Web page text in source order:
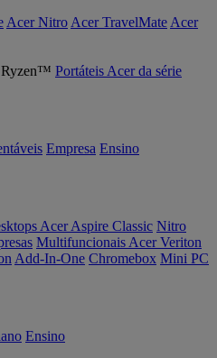
Acer Nitro Acer TravelMate Acer
Portáteis Acer da série
Empresa Ensino
Acer Aspire Classic Nitro
Multifuncionais Acer Veriton
Add-In-One Chromebox Mini PC
Ensino